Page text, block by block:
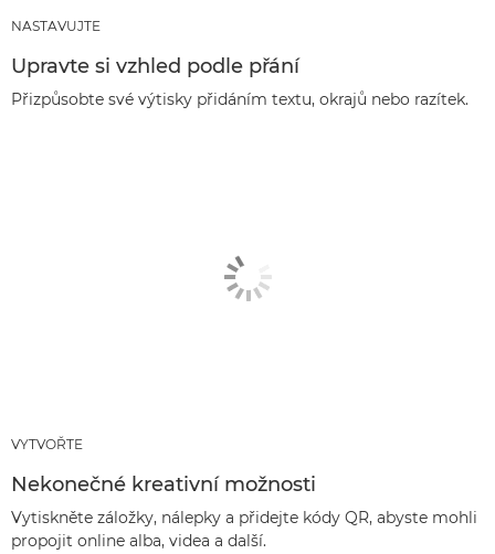
NASTAVUJTE
Upravte si vzhled podle přání
Přizpůsobte své výtisky přidáním textu, okrajů nebo razítek.
VYTVOŘTE
Nekonečné kreativní možnosti
Vytiskněte záložky, nálepky a přidejte kódy QR, abyste mohli
propojit online alba, videa a další.